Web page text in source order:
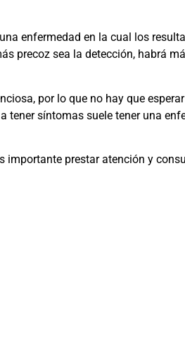
enfermedad en la cual los
precoz sea la detección, habrá
por lo que no hay que
tener síntomas suele tener una
importante prestar atención y